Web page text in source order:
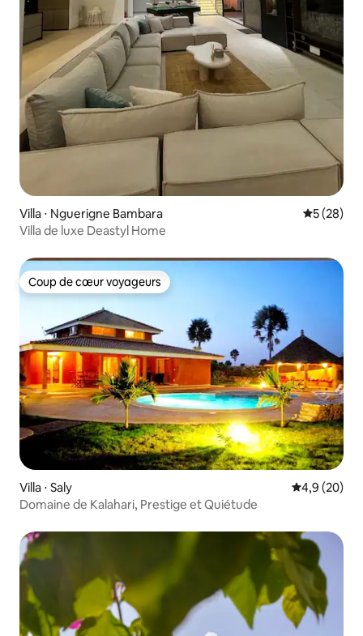
Villa ⋅ Nguerigne Bambara
5 (28)
Villa de luxe Deastyl Home
Coup de cœur voyageurs
Coup de cœur voyageurs
Villa ⋅ Saly Évaluation
4,9 (20)
Domaine de Kalahari, Prestige et Quiétude